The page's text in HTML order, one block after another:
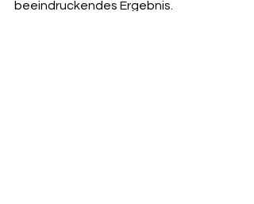
beeindruckendes Ergebnis.